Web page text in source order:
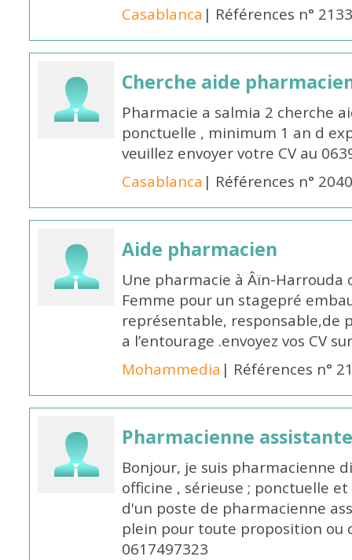
Casablanca | Références n°
Cherche aide
Pharmacie a salmia 2 cherche
ponctuelle , minimum 1 an d
veuillez envoyer votre CV au
Casablanca | Références n°
Aide pharmacien
Une pharmacie à Âïn-Harrouda
Femme pour un stagepré
représentable,
a l’entourage .envoyez vos CV
Mohammedia | Références n°
Pharmacienne
Bonjour, je suis pharmacienne
officine , sérieuse ; ponctuelle
d'un poste de pharmacienne
plein pour toute proposition ou
0617497323